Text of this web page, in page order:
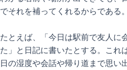
でそれを補ってくれるからである。
たとえば、「今日は駅前で友人に
た」と日記に書いたとする。これ
日の湿度や会話や帰り道まで思い